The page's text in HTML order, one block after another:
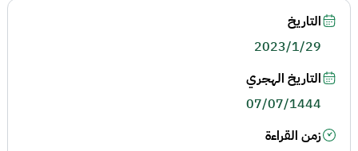
التاريخ
2023/1/29
التاريخ الهجري
07/07/1444
زمن القراءة